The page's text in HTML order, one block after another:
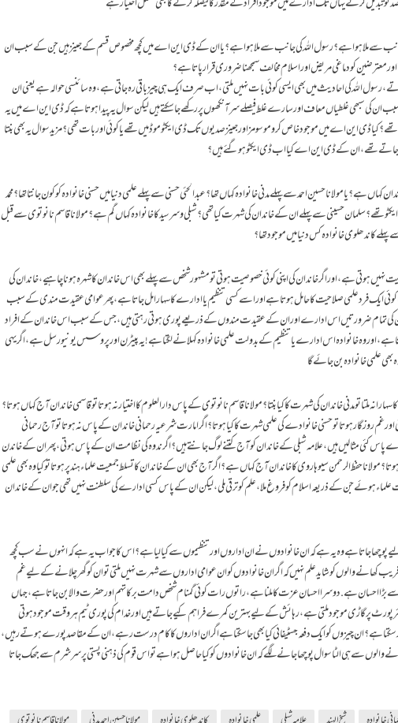
کی جانب سے ملا ہوا ہے؟ رسول اللہ کی جانب سے ملا ہوا ہے؟ یا ان کے ڈی این اے میں کچھ مخصوص قسم کے جینز ہیں جن کے سبب ان
معترضین کو دماغی مریض اور اسلام مخالف سمجھنا ضروری قرار پاتا ہے؟
رسول اللہ کی احادیث میں بھی ایسی کوئی بات نہیں ملتی، اب صرف ایک ہی چیز باقی رہ جاتی ہے، وہ سائنسی حوالہ ہے یعنی ان
ان کی سبھی غلطیاں معاف اور سارے غلط فیصلے سر آنکھوں پر رکھے جاسکتے ہیں ـ لیکن سوال یہ پیدا ہوتا ہے کہ ڈی این اے میں یہ
ڈی این اے میں موجود خاص کروموسومز اور جینز صدیوں تک ڈی ایکٹو موڈ میں تھے یا کوئی اور بات تھی؟ مزید سوال یہ بھی بنتا
جاتے تھے، ان کے ڈی این اے کیا اب ڈی ایکٹو ہوگئے ہیں؟
ہے؟ یا مولانا حسین احمد سے پہلے مدنی خانوادہ کہاں تھا؟ عبد الحئی حسنی سے پہلے علمی دنیا میں حسنی خانوادہ کو کون جانتا تھا؟ محمد
تھے؟ سلمان حسینی سے پہلے ان کے خاندان کی شہرت کیا تھی؟ شبلی و سرسید کا خانوادہ کہاں گم ہے؟ مولانا قاسم نانوتوی سے قبل
کاندھلوی خانوادہ کس دنیا میں موجود تھا؟
ہوتی ہے، اور اگر خاندان کی اپنی کوئی خصوصیت ہوتی تو مشہور شخص سے پہلے بھی اس خاندان کا شہرہ ہونا چاہیے، خاندان کی
کوئی ایک فرد علمی صلاحیت کا حامل ہوتا ہے اور اسے کسی تنظیم یا ادارے کا سہارا مل جاتا ہے، پھر عوامی عقیدت مندی کے سبب
ان کی تمام ضرورتیں اس ادارے اور ان کے عقیدت مندوں کے ذریعے پوری ہوتی رہتی ہیں، جس کے سبب اس خاندان کے افراد
ہے، اور وہ خانوادہ اس ادارے یا تنظیم کے بدولت علمی خانوادہ کہلانے لگتا ہے! یہ پیٹرن اور پروسس یونیورسل ہے، اگر یہی
خانوادہ بن جائے گا ـ
سہارا نہ ملتا تو مدنی خاندان کی شہرت کا کیا بنتا؟ مولانا قاسم نانوتوی کے پاس دارالعلوم کا اختیار نہ ہوتا تو قاسمی خاندان آج کہاں ہوتا؟
اور غم روزگار ہوتا تو حسنی خانوادے کی علمی شہرت کا کیا ہوتا؟ اگر امارت شرعیہ رحمانی خاندان کے پاس نہ ہوتا تو آج رحمانی
ہمارے پاس کئی مثالیں ہیں، علامہ شبلی کے خاندان کو آج کتنے لوگ جانتے ہیں؟ اگر ندوہ کی نظامت ان کے پاس ہوتی، پھر ان کے خاندن
مولانا حفظ الرحمن سیوہاروی کا خاندان آج کہاں ہے؟ اگر آج بھی ان کے خاندان کا تسلط جمعیت علماء ہند پر ہوتا تو کیا وہ بھی علمی
علماء ہوئے جن کے ذریعہ اسلام کو فروغ ملا، علم کو ترقی ملی، لیکن ان کے پاس کسی ادارے کی سلطنت نہیں تھی جو ان کے خاندان
پوچھا جاتا ہے وہ یہ ہے کہ ان خانوادوں نے ان اداروں اور تنظیموں سے کیا لیا ہے؟ اس کا جواب یہ ہے کہ انہوں نے سب کچھ
کھانے والوں کو شاید علم نہیں کہ اگر ان خانوادوں کو ان عوامی اداروں سے شہرت نہیں ملتی تو ان کو گھر چلانے کے لیے غم
سب سے بڑا احسان ہے. دوسرا احسان عزت کا ملنا ہے، راتوں رات کوئی گمنام شخص دامت برکاتہم اور حضرت والا بن جاتا ہے، جہاں
پر گاڑی موجود ملتی ہے، رہائش کے لیے بہترین کمرے فراہم کیے جاتے ہیں اور خدام کی پوری ٹیم ہر وقت موجود ہوتی
سکتا ہے؟ ان چیزوں کو ایک دفعہ جسٹیفائی کیا بھی جاسکتا ہے اگر ان اداروں کا کام درست رہے، ان کے مقاصد پورے ہوتے رہیں،
والوں سے ہی الٹا سوال پوچھا جانے لگے کہ ان خانوادوں کو کیا حاصل ہوا ہے تو اس قوم کی ذہنی پستی پر سر شرم سے جھک جاتا